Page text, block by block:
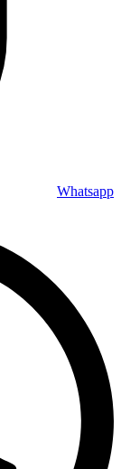
Whatsapp